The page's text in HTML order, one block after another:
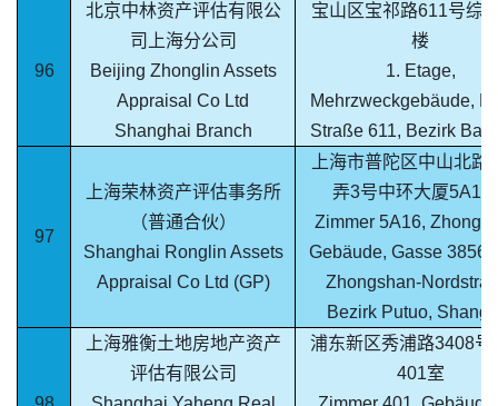
96
北京中林资产评估有限公
司上海分公司
Beijing Zhonglin Assets
Appraisal Co Ltd
Shanghai Branch
宝山区宝祁路611号综
楼
1. Etage,
Mehrzweckgebäude,
Straße 611, Bezirk
97
上海荣林资产评估事务所
（普通合伙）
Shanghai Ronglin Assets
Appraisal Co Ltd (GP)
上海市普陀区中山北路
弄3号中环大厦5A16
Zimmer 5A16,
Gebäude, Gasse 3856
Zhongshan-
Bezirk Putuo,
上海雅衡土地房地产资产
评估有限公司
浦东新区秀浦路3408号
401室